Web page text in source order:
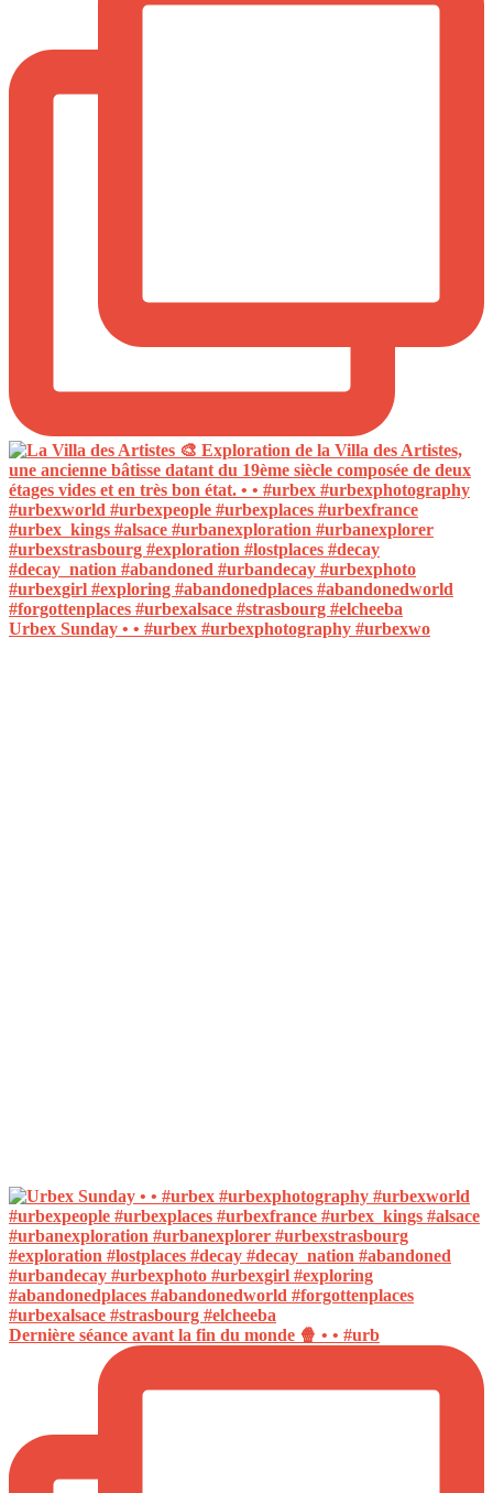
Urbex Sunday • • #urbex #urbexphotography #urbexwo
Dernière séance avant la fin du monde 🍿 • • #urb